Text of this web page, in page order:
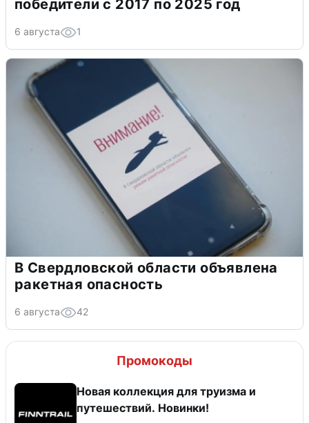
победители с 2017 по 2025 год
6 августа 1
В Свердловской области объявлена
ракетная опасность
6 августа 42
Промокоды
Новая коллекция для труизма и
путешествий. Новинки!